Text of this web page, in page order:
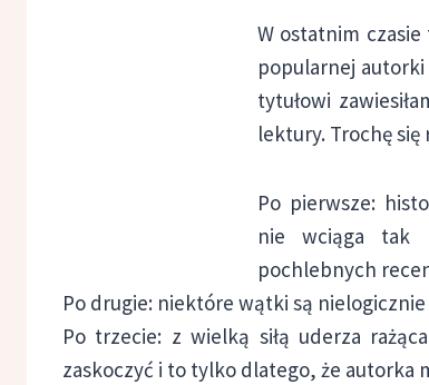
W ostatnim
popularnej
tytułowi
lektury. Trochę
Po pierwsze:
nie wciąga tak
pochlebnych
Po drugie: niektóre wątki są
Po trzecie: z wielką siłą uderza
zaskoczyć i to tylko dlatego, że autorka